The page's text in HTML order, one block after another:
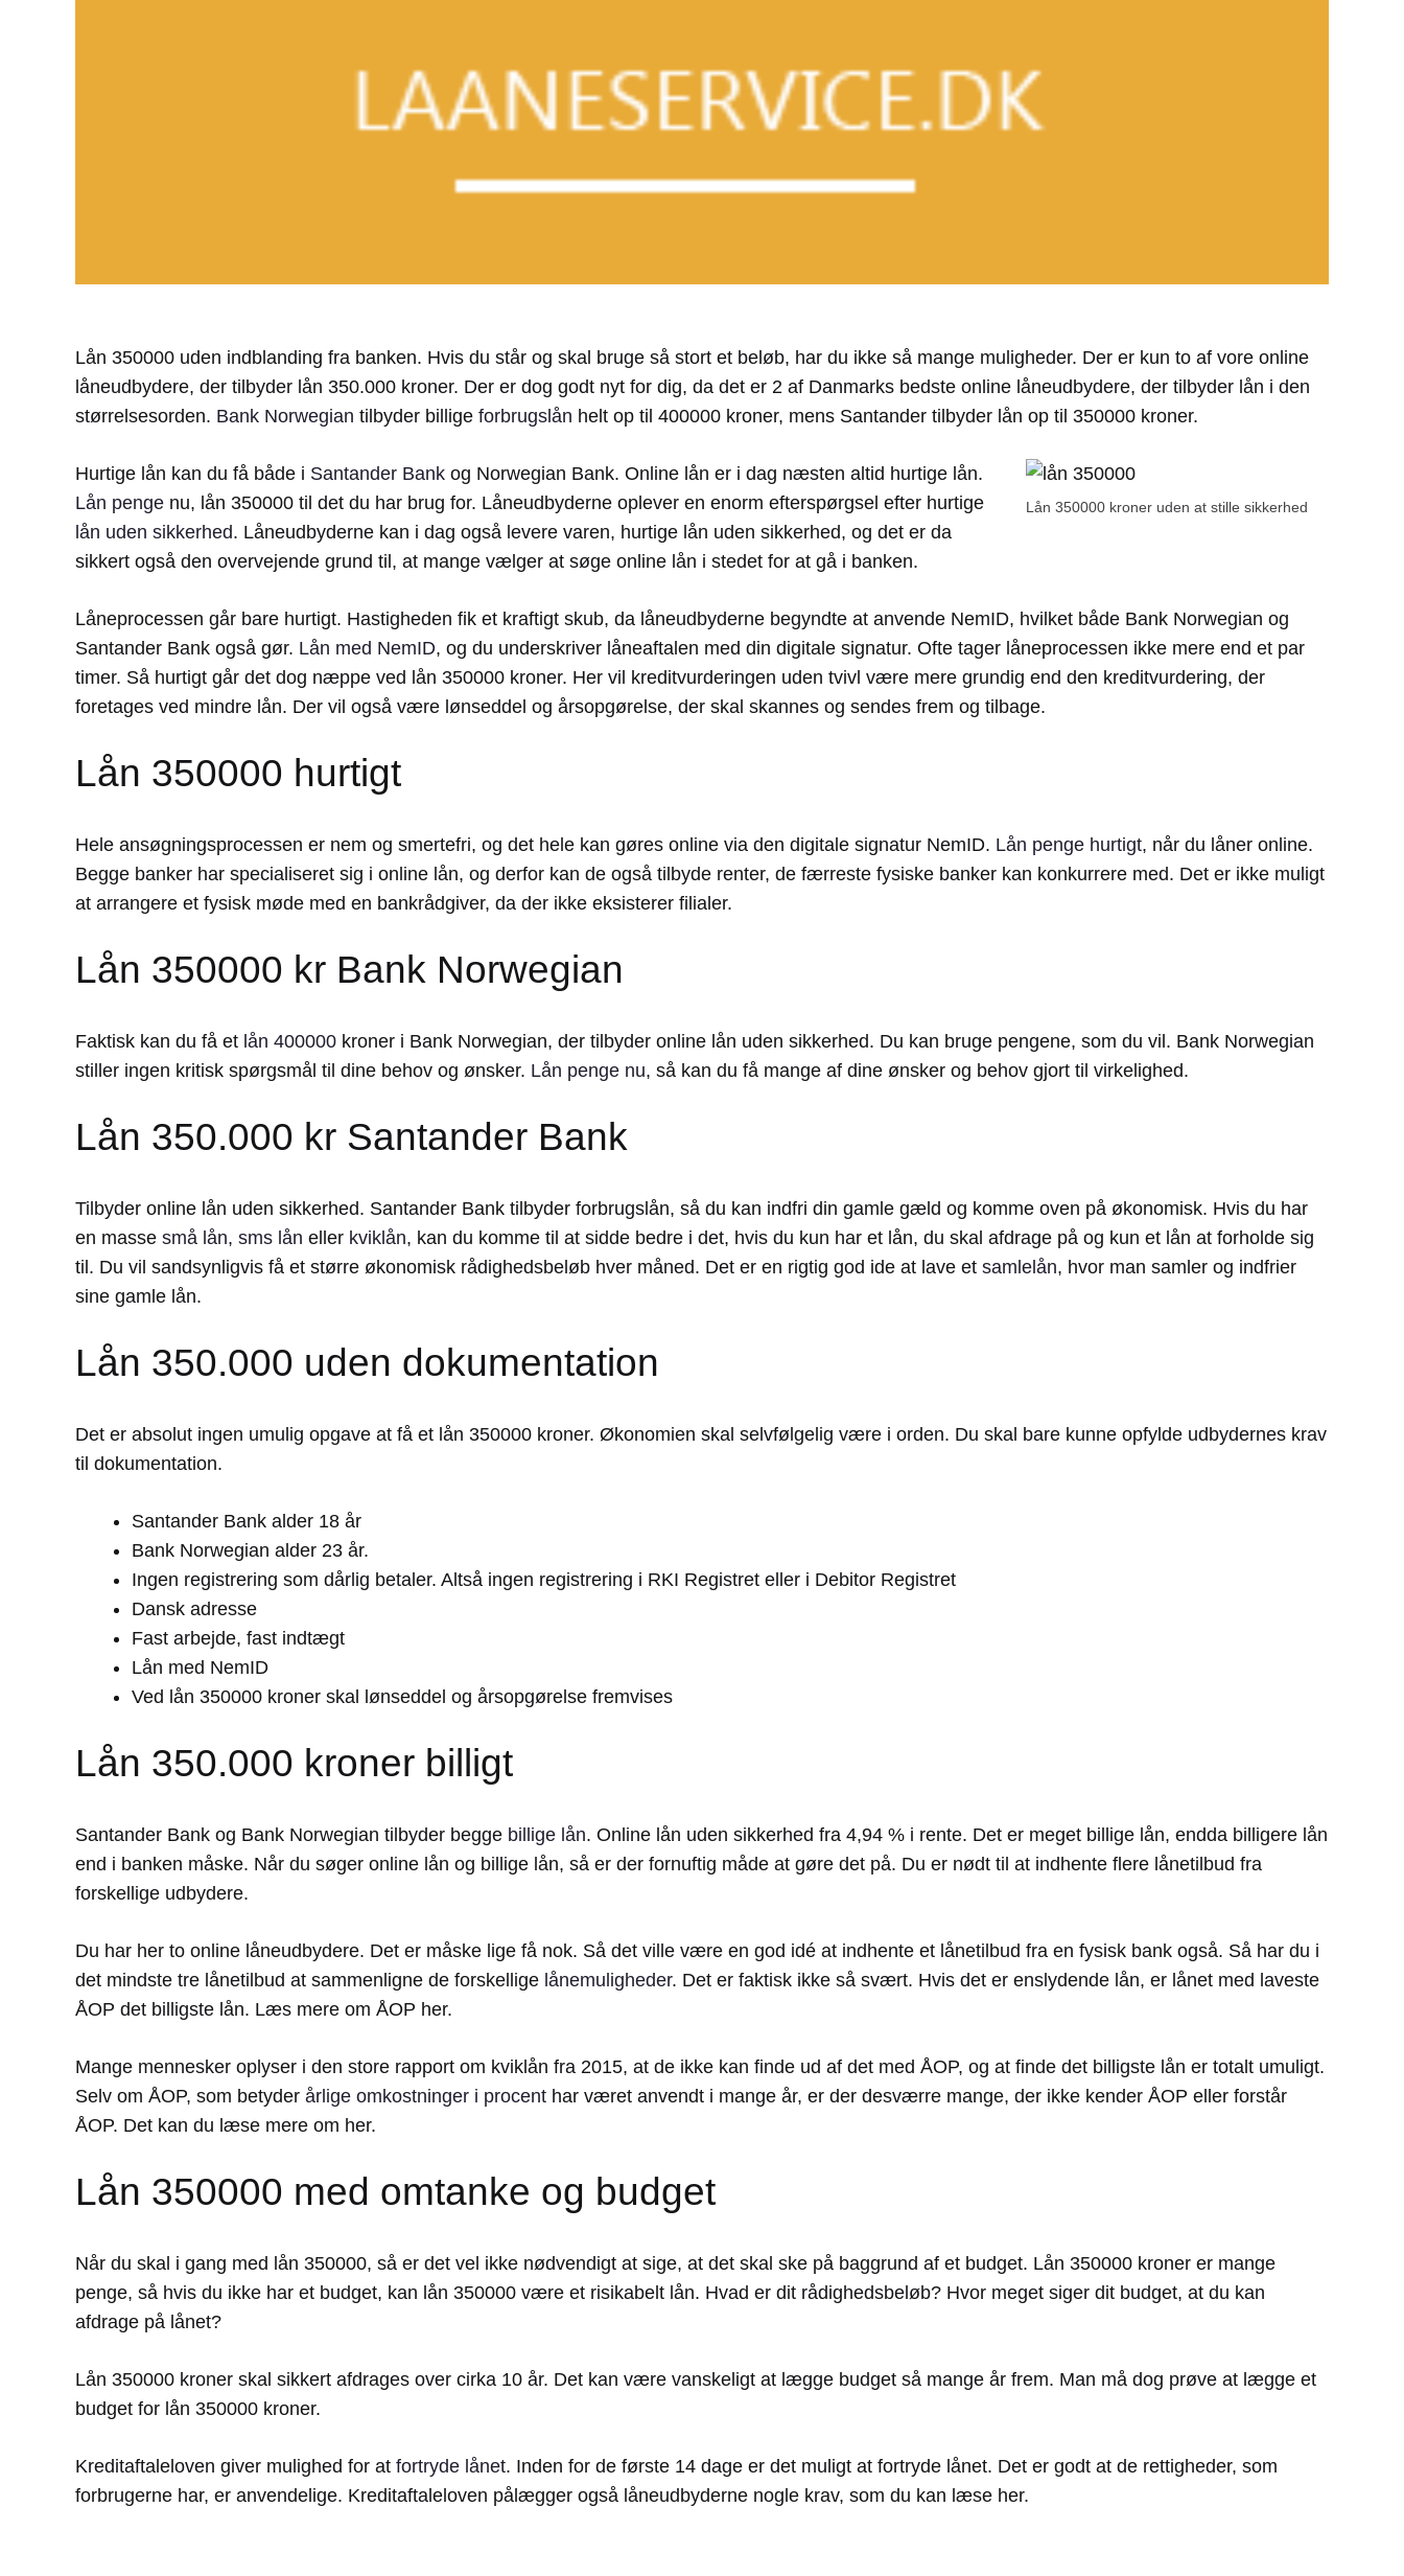
Lån 350000 uden indblanding fra banken. Hvis du står og skal bruge så stort et beløb, har du ikke så mange muligheder. Der er kun to af vore online
låneudbydere, der tilbyder lån 350.000 kroner. Der er dog godt nyt for dig, da det er 2 af Danmarks bedste online låneudbydere, der tilbyder lån i den
størrelsesorden. Bank Norwegian tilbyder billige forbrugslån helt op til 400000 kroner, mens Santander tilbyder lån op til 350000 kroner.
Lån 350000 kroner uden at stille sikkerhed
Hurtige lån kan du få både i Santander Bank og Norwegian Bank. Online lån er i dag næsten altid hurtige lån.
Lån penge nu, lån 350000 til det du har brug for. Låneudbyderne oplever en enorm efterspørgsel efter hurtige
lån uden sikkerhed. Låneudbyderne kan i dag også levere varen, hurtige lån uden sikkerhed, og det er da
sikkert også den overvejende grund til, at mange vælger at søge online lån i stedet for at gå i banken.
Låneprocessen går bare hurtigt. Hastigheden fik et kraftigt skub, da låneudbyderne begyndte at anvende NemID, hvilket både Bank Norwegian og
Santander Bank også gør. Lån med NemID, og du underskriver låneaftalen med din digitale signatur. Ofte tager låneprocessen ikke mere end et par
timer. Så hurtigt går det dog næppe ved lån 350000 kroner. Her vil kreditvurderingen uden tvivl være mere grundig end den kreditvurdering, der
foretages ved mindre lån. Der vil også være lønseddel og årsopgørelse, der skal skannes og sendes frem og tilbage.
Lån 350000 hurtigt
Hele ansøgningsprocessen er nem og smertefri, og det hele kan gøres online via den digitale signatur NemID. Lån penge hurtigt, når du låner online.
Begge banker har specialiseret sig i online lån, og derfor kan de også tilbyde renter, de færreste fysiske banker kan konkurrere med. Det er ikke muligt
at arrangere et fysisk møde med en bankrådgiver, da der ikke eksisterer filialer.
Lån 350000 kr Bank Norwegian
Faktisk kan du få et lån 400000 kroner i Bank Norwegian, der tilbyder online lån uden sikkerhed. Du kan bruge pengene, som du vil. Bank Norwegian
stiller ingen kritisk spørgsmål til dine behov og ønsker. Lån penge nu, så kan du få mange af dine ønsker og behov gjort til virkelighed.
Lån 350.000 kr Santander Bank
Tilbyder online lån uden sikkerhed. Santander Bank tilbyder forbrugslån, så du kan indfri din gamle gæld og komme oven på økonomisk. Hvis du har
en masse små lån, sms lån eller kviklån, kan du komme til at sidde bedre i det, hvis du kun har et lån, du skal afdrage på og kun et lån at forholde sig
til. Du vil sandsynligvis få et større økonomisk rådighedsbeløb hver måned. Det er en rigtig god ide at lave et samlelån, hvor man samler og indfrier
sine gamle lån.
Lån 350.000 uden dokumentation
Det er absolut ingen umulig opgave at få et lån 350000 kroner. Økonomien skal selvfølgelig være i orden. Du skal bare kunne opfylde udbydernes krav
til dokumentation.
Santander Bank alder 18 år
Bank Norwegian alder 23 år.
Ingen registrering som dårlig betaler. Altså ingen registrering i RKI Registret eller i Debitor Registret
Dansk adresse
Fast arbejde, fast indtægt
Lån med NemID
Ved lån 350000 kroner skal lønseddel og årsopgørelse fremvises
Lån 350.000 kroner billigt
Santander Bank og Bank Norwegian tilbyder begge billige lån. Online lån uden sikkerhed fra 4,94 % i rente. Det er meget billige lån, endda billigere lån
end i banken måske. Når du søger online lån og billige lån, så er der fornuftig måde at gøre det på. Du er nødt til at indhente flere lånetilbud fra
forskellige udbydere.
Du har her to online låneudbydere. Det er måske lige få nok. Så det ville være en god idé at indhente et lånetilbud fra en fysisk bank også. Så har du i
det mindste tre lånetilbud at sammenligne de forskellige lånemuligheder. Det er faktisk ikke så svært. Hvis det er enslydende lån, er lånet med laveste
ÅOP det billigste lån. Læs mere om ÅOP her.
Mange mennesker oplyser i den store rapport om kviklån fra 2015, at de ikke kan finde ud af det med ÅOP, og at finde det billigste lån er totalt umuligt.
Selv om ÅOP, som betyder årlige omkostninger i procent har været anvendt i mange år, er der desværre mange, der ikke kender ÅOP eller forstår
ÅOP. Det kan du læse mere om her.
Lån 350000 med omtanke og budget
Når du skal i gang med lån 350000, så er det vel ikke nødvendigt at sige, at det skal ske på baggrund af et budget. Lån 350000 kroner er mange
penge, så hvis du ikke har et budget, kan lån 350000 være et risikabelt lån. Hvad er dit rådighedsbeløb? Hvor meget siger dit budget, at du kan
afdrage på lånet?
Lån 350000 kroner skal sikkert afdrages over cirka 10 år. Det kan være vanskeligt at lægge budget så mange år frem. Man må dog prøve at lægge et
budget for lån 350000 kroner.
Kreditaftaleloven giver mulighed for at fortryde lånet. Inden for de første 14 dage er det muligt at fortryde lånet. Det er godt at de rettigheder, som
forbrugerne har, er anvendelige. Kreditaftaleloven pålægger også låneudbyderne nogle krav, som du kan læse her.